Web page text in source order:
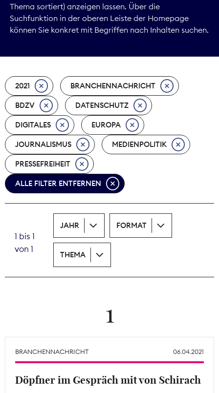
Kommunikation
Marktdaten
Nachhaltigkeit
Nachwuchs
Nova Award
Pressefreiheit
Print
Theodor-Wolff-Preis
Thema sortiert) anzeigen lassen. Über die
Suchfunktion in der oberen Leiste der Homepage
können Sie konkret mit Begriffen nach Inhalten suchen.
2021 BRANCHENNACHRICHT
BDZV DATENSCHUTZ
DIGITALES EUROPA
JOURNALISMUS MEDIENPOLITIK
PRESSEFREIHEIT
ALLE FILTER ENTFERNEN
1 bis 1
von 1
JAHR FORMAT
THEMA
1
BRANCHENNACHRICHT 06.04.2021
Döpfner im Gespräch mit von Schirach